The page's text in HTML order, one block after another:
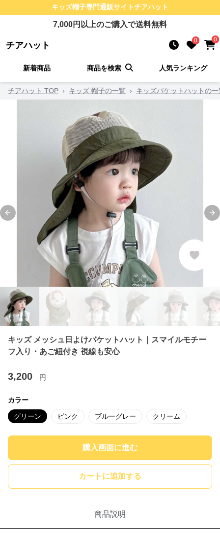
キッズ帽子専門通販サイトチアハット
7,000円以上のご購入で送料無料
チアハット 0 0
新着商品 商品を検索 人気ランキング
チアハット TOP › キッズ 帽子の一覧 › キッズバケットハットの一
Previous slide
キッズ メッシュ日よけバケットハット｜スマイルモチー
フ入り・あご紐付き 視線も安心
3,200 円
カラー
グリーン ピンク ブルーグレー クリーム
購入画面に進む
カートに追加する
商品説明